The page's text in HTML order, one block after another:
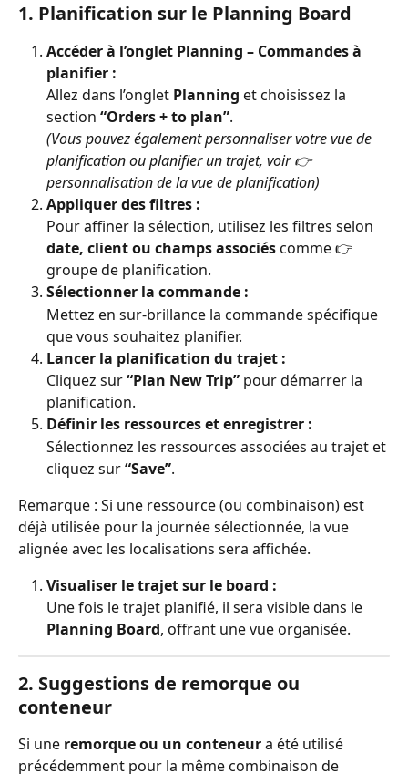
1. Planification sur le Planning Board
Accéder à l’onglet Planning – Commandes à
planifier :
Allez dans l’onglet Planning et choisissez la
section “Orders + to plan”.
(Vous pouvez également personnaliser votre vue de
planification ou planifier un trajet, voir 👉
personnalisation de la vue de planification)
Appliquer des filtres :
Pour affiner la sélection, utilisez les filtres selon
date, client ou champs associés comme 👉
groupe de planification.
Sélectionner la commande :
Mettez en sur-brillance la commande spécifique
que vous souhaitez planifier.
Lancer la planification du trajet :
Cliquez sur “Plan New Trip” pour démarrer la
planification.
Définir les ressources et enregistrer :
Sélectionnez les ressources associées au trajet et
cliquez sur “Save”.
Remarque : Si une ressource (ou combinaison) est
déjà utilisée pour la journée sélectionnée, la vue
alignée avec les localisations sera affichée.
Visualiser le trajet sur le board :
Une fois le trajet planifié, il sera visible dans le
Planning Board, offrant une vue organisée.
2. Suggestions de remorque ou
conteneur
Si une remorque ou un conteneur a été utilisé
précédemment pour la même combinaison de